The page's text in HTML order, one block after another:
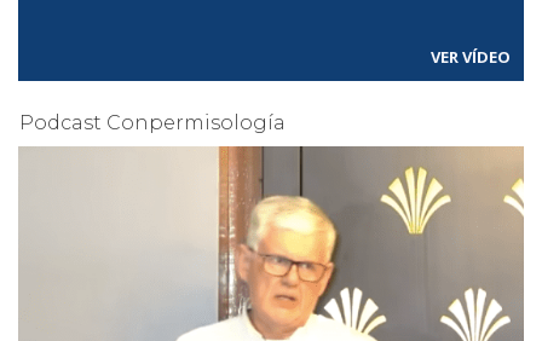
VER VÍDEO
Podcast Conpermisología